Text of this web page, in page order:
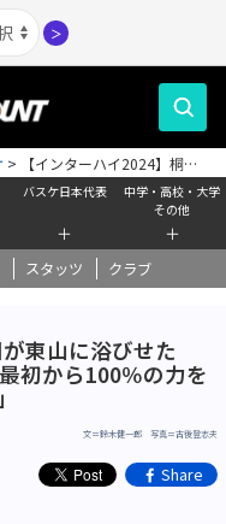
＞
バスケ日本代表
＋
中学・高校・大学
その他
＋
スタッツ クラブ
>
【インターハイ2024】桐光
捷稀「最初から100％の力を
東山に浴びせた
初から100％の力を
文＝鈴木健一郎 写真＝古後登志夫
Share